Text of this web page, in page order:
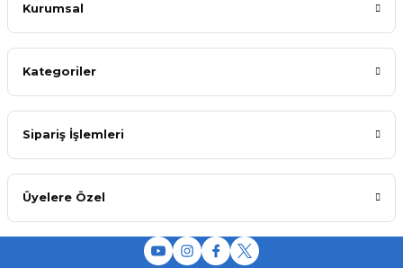
Kurumsal
Kategoriler
Sipariş İşlemleri
Üyelere Özel